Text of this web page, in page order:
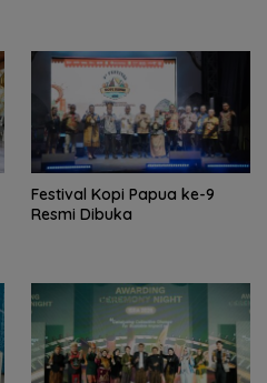
Festival Kopi Papua ke-9
Resmi Dibuka